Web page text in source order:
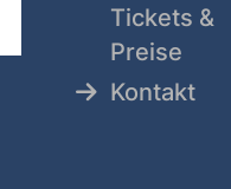
Tickets &
Preise
Kontakt